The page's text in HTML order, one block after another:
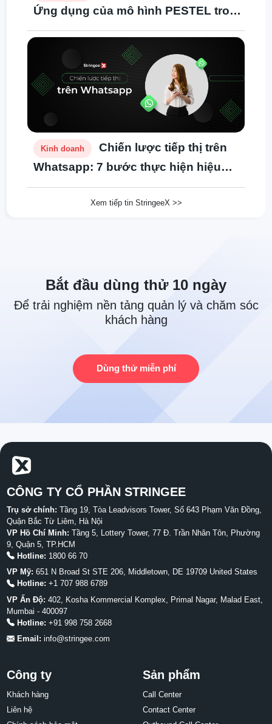
Ứng dụng của mô hình PESTEL trong
doanh nghiệp
Kinh doanh
Chiến lược tiếp thị trên
Whatsapp: 7 bước thực hiện hiệu
quả
Xem tiếp tin StringeeX >>
Bắt đầu dùng thử 10 ngày
Để trải nghiệm nền tảng quản lý và chăm sóc
khách hàng
Dùng thử miễn phí
CÔNG TY CỔ PHẦN STRINGEE
Trụ sở chính: Tầng 19, Tòa Leadvisors Tower, Số 643 Phạm Văn Đồng,
Quận Bắc Từ Liêm, Hà Nội
VP Hồ Chí Minh: Tầng 5, Lottery Tower, 77 Đ. Trần Nhân Tôn, Phường
9, Quận 5, TP.HCM
Hotline: 1800 66 70
VP Mỹ: 651 N Broad St STE 206, Middletown, DE 19709 United States
Hotline: +1 707 988 6789
VP Ấn Độ: 402, Kosha Kommercial Komplex, Primal Nagar, Malad East,
Mumbai - 400097
Hotline: +91 998 758 2668
Email: info@stringee.com
Công ty
Khách hàng
Liên hệ
Sản phẩm
Call Center
Contact Center